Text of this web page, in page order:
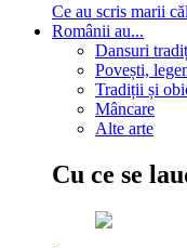
Ce au scris marii
Românii au...
Dansuri
Povești,
Tradiții și
Mâncare
Alte arte
Cu ce se